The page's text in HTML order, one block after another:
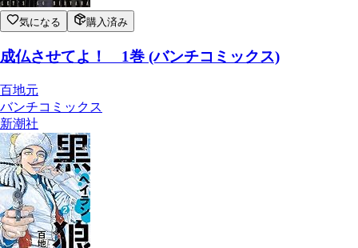
気になる 購入済み
成仏させてよ！ 1巻 (バンチコミックス)
百地元
バンチコミックス
新潮社